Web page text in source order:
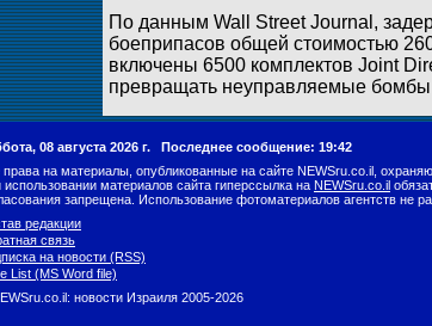
По данным Wall Street Journal,
боеприпасов общей стоимостью
включены 6500 комплектов Joint
превращать неуправляемые
08 августа 2026 г. Последнее сообщение: 19:42
права на материалы, опубликованные на сайте NEWSru.co.il,
использовании материалов сайта гиперссылка на NEWSru.co.il
запрещена. Использование фотоматериалов агентств не
редакции
связь
на новости (RSS)
List (MS Word file)
новости Израиля 2005-2026